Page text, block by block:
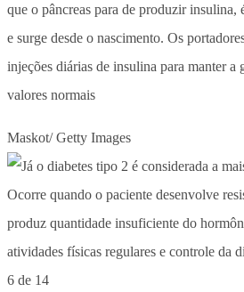
que o pâncreas para de produzir insulina,
e surge desde o nascimento. Os
injeções diárias de insulina para manter a
valores normais
Maskot/ Getty Images
6 de 14